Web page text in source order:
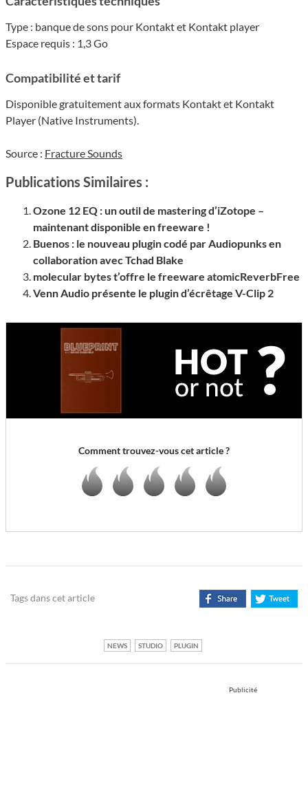
Type : banque de sons pour Kontakt et Kontakt player
Espace requis : 1,3 Go
Compa­ti­bi­lité et tarif
Disponible gratuitement aux formats Kontakt et Kontakt
Player (Native Instruments).
Source : Fracture Sounds
Publications Similaires :
Ozone 12 EQ : un outil de mastering d’iZotope –
maintenant disponible en freeware !
Buenos : le nouveau plugin codé par Audiopunks en
collaboration avec Tchad Blake
molecular bytes t’offre le freeware atomicReverbFree
Venn Audio présente le plugin d’écrêtage V-Clip 2
Comment trouvez-vous cet article ?
Tags dans cet article
NEWS STUDIO PLUGIN
Publicité